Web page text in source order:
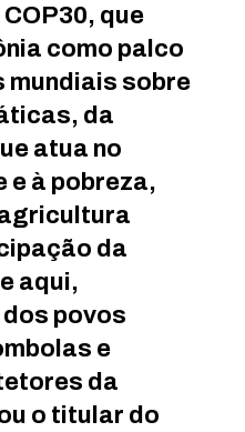
COP30, que
como palco
mundiais sobre
da
atua no
e à pobreza,
da
aqui,
povos
e
da
o titular do